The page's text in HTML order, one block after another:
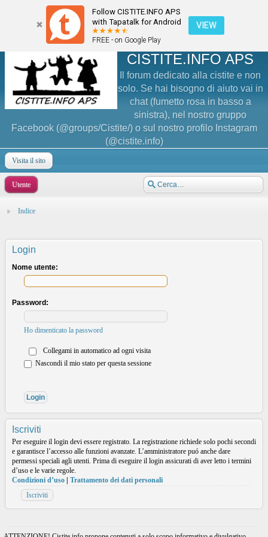
Follow CISTITE.INFO APS
with Tapatalk for Android
FREE - on Google Play
VIEW
CISTITE.INFO APS
Il forum dedicato alla cistite e non
solo. Se hai bisogno di aiuto vai in
chat (fumetto rosa in basso a
sinistra), nel nostro gruppo
Facebook (@groups/Cistite/) o sul nostro profilo Instagram
(@cistite.info)
Visita il sito
Utente
Indice
Login
Nome utente:
Password:
Ho dimenticato la password
Collegami in automatico ad ogni visita
Nascondi il mio stato per questa sessione
Iscriviti
Per eseguire il login devi essere registrato. La registrazione richiede solo pochi secondi
e garantisce l’accesso alle funzioni avanzate. L’amministratore puó anche dare
permessi speciali agli utenti. Prima di eseguire il login assicurati di aver letto i termini
d’uso e le varie regole.
Condizioni d’uso
Trattamento dei dati personali
Iscriviti